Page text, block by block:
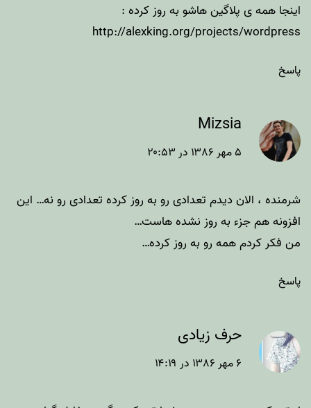
اینجا همه ی پلاگین هاشو به روز کرده :
http://alexking.org/projects/wordpress
پاسخ
Mizsia
۵ مهر ۱۳۸۶ در ۲۰:۵۳
شرمنده ، الان دیدم تعدادی رو به روز کرده تعدادی رو نه… این
افزونه هم جزء به روز نشده هاست…
من فکر کردم همه رو به روز کرده…
پاسخ
حرف زیادی
۶ مهر ۱۳۸۶ در ۱۴:۱۹